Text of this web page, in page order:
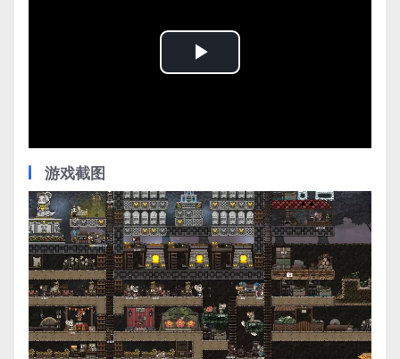
Play
游戏截图